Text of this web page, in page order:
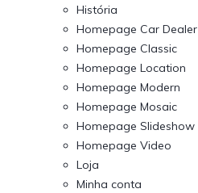
História
Homepage Car Dealer
Homepage Classic
Homepage Location
Homepage Modern
Homepage Mosaic
Homepage Slideshow
Homepage Video
Loja
Minha conta